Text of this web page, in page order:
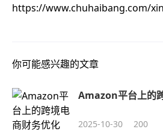
https://www.chuhaibang.com/
你可能感兴趣的文章
Amazon平台上的
2025-10-30 200